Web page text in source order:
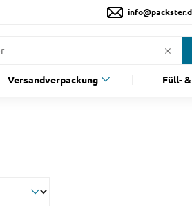
Versandverpackung Füll-